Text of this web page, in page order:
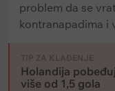
problem da se
kontranapadima i
TIP ZA KLAĐENJE
Holandija
više od 1,5 gola